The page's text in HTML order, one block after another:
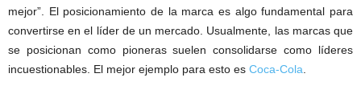
mejor”. El posicionamiento de la marca es algo fundamental para
convertirse en el líder de un mercado. Usualmente, las marcas que
se posicionan como pioneras suelen consolidarse como líderes
incuestionables. El mejor ejemplo para esto es Coca-Cola